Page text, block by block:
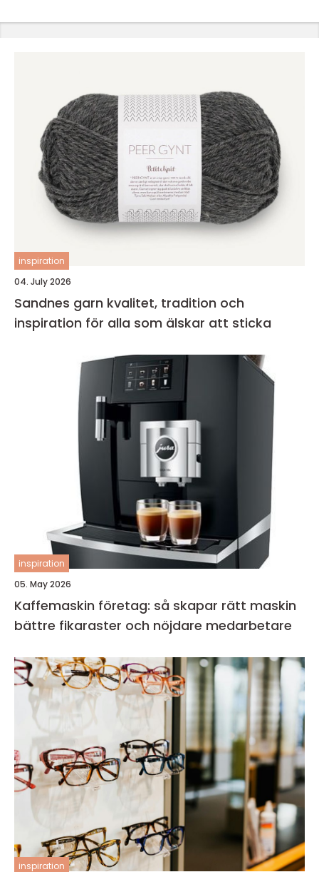
inspiration
04. July 2026
Sandnes garn kvalitet, tradition och
inspiration för alla som älskar att sticka
inspiration
05. May 2026
Kaffemaskin företag: så skapar rätt maskin
bättre fikaraster och nöjdare medarbetare
inspiration